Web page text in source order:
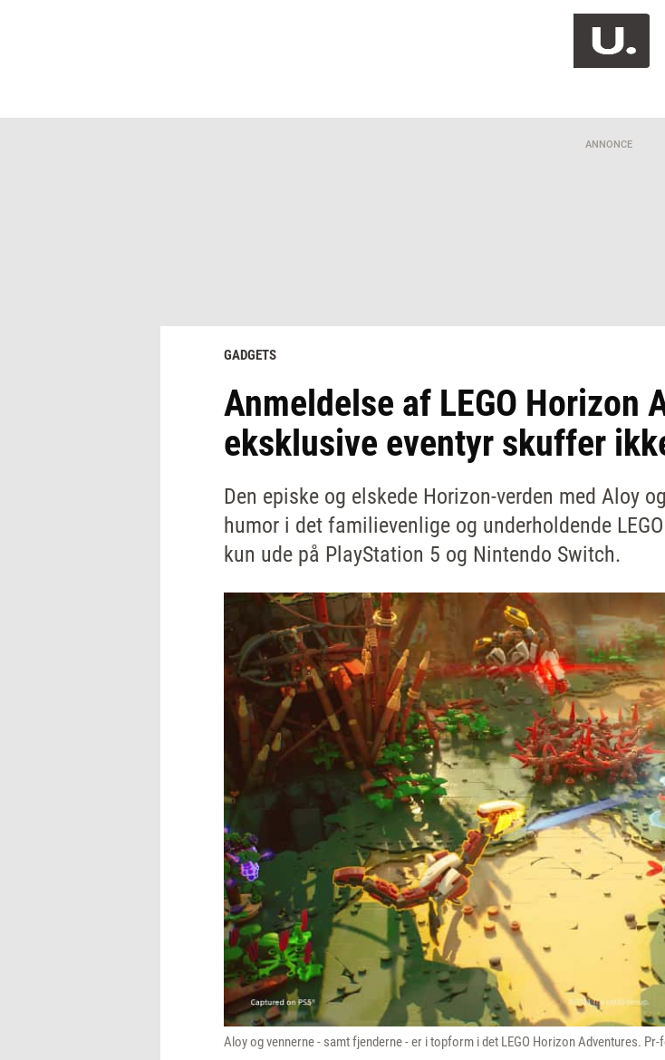
ANNONCE
GADGETS
Anmeldelse af LEGO Horizon
eksklusive eventyr skuffer
Den episke og elskede Horizon-verden med Aloy
humor i det familievenlige og underholdende
kun ude på PlayStation 5 og Nintendo Switch.
Aloy og vennerne - samt fjenderne - er i topform i det LEGO Horizon Adventures. Pr-